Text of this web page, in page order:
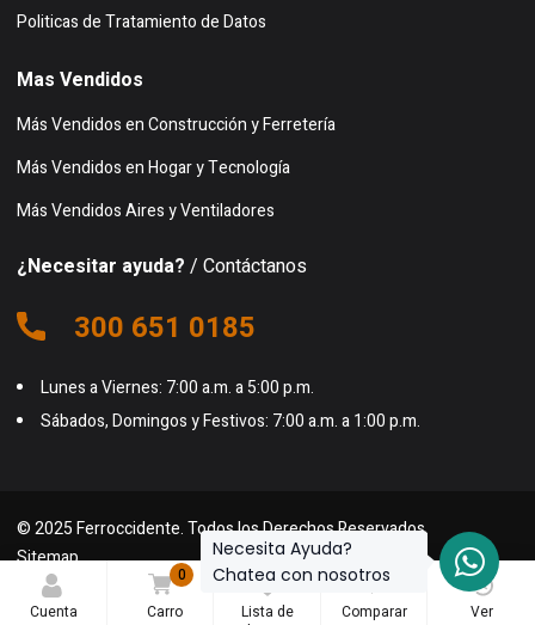
Cuenta
0
Carro
0
Lista de
Comparar
Ver
Politicas de Tratamiento de Datos
Mas Vendidos
Más Vendidos en Construcción y Ferretería
Más Vendidos en Hogar y Tecnología
Más Vendidos Aires y Ventiladores
¿Necesitar ayuda? / Contáctanos
300 651 0185
Lunes a Viernes: 7:00 a.m. a 5:00 p.m.
Sábados, Domingos y Festivos: 7:00 a.m. a 1:00 p.m.
© 2025 Ferroccidente. Todos los Derechos Reservados.
Sitemap
Necesita Ayuda?
Chatea con nosotros